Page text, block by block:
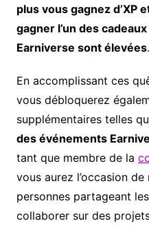
plus vous gagnez d’XP
gagner l’un des
Earniverse sont élevées.
En accomplissant ces
vous débloquerez
supplémentaires telles
des événements
tant que membre de la
vous aurez l’occasion de
personnes partageant
collaborer sur des